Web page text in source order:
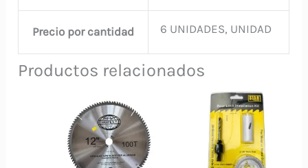
Precio por cantidad 6 UNIDADES, UNIDAD
Productos relacionados